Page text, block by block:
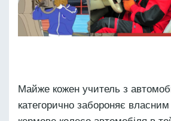
Майже кожен учитель з
категорично забороняє